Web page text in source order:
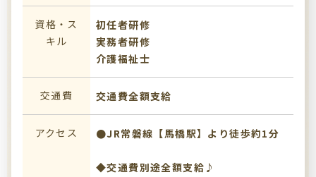
資格・ス
キル
初任者研修
実務者研修
介護福祉士
交通費 交通費全額支給
アクセス ●JR常磐線【馬橋駅】より徒歩約1分
◆交通費別途全額支給♪